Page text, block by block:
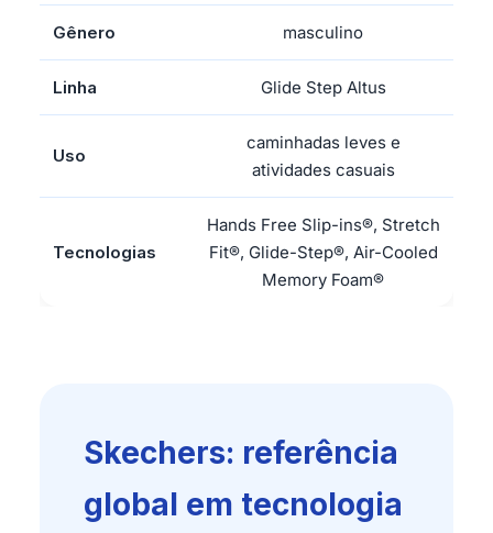
Gênero masculino
Linha Glide Step Altus
Uso
caminhadas leves e
atividades casuais
Tecnologias
Hands Free Slip-ins®, Stretch
Fit®, Glide-Step®, Air-Cooled
Memory Foam®
Skechers: referência
global em tecnologia